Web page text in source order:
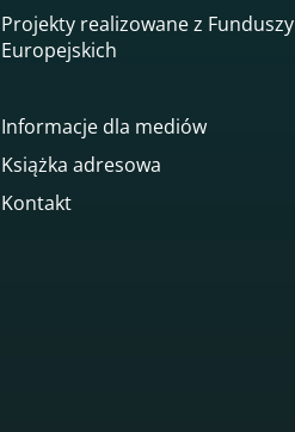
Projekty realizowane z Funduszy
Europejskich
Informacje dla mediów
Książka adresowa
Kontakt